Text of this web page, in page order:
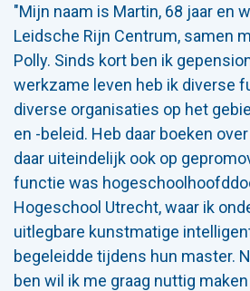
"Mijn naam is Martin, 68 jaar en
Leidsche Rijn Centrum, samen
Polly. Sinds kort ben ik
werkzame leven heb ik diverse
diverse organisaties op het
en -beleid. Heb daar boeken
daar uiteindelijk ook op
functie was
Hogeschool Utrecht, waar ik
uitlegbare kunstmatige
begeleidde tijdens hun master.
ben wil ik me graag nuttig